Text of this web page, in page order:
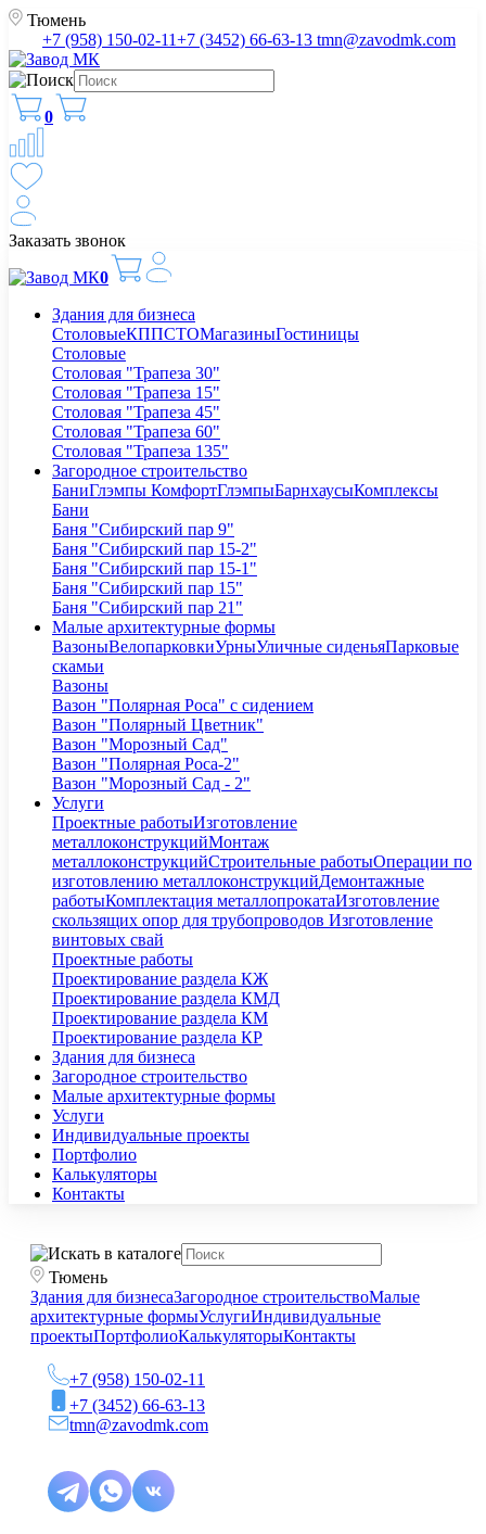
Тюмень
+7 (958) 150-02-11+7 (3452) 66-63-13 tmn@zavodmk.com
0
Заказать звонок
0
Здания для бизнеса
СтоловыеКППСТОМагазиныГостиницы
Столовые
Столовая "Трапеза 30"
Столовая "Трапеза 15"
Столовая "Трапеза 45"
Столовая "Трапеза 60"
Столовая "Трапеза 135"
Загородное строительство
БаниГлэмпы КомфортГлэмпыБарнхаусыКомплексы
Бани
Баня "Сибирский пар 9"
Баня "Сибирский пар 15-2"
Баня "Сибирский пар 15-1"
Баня "Сибирский пар 15"
Баня "Сибирский пар 21"
Малые архитектурные формы
ВазоныВелопарковкиУрныУличные сиденьяПарковые
скамьи
Вазоны
Вазон "Полярная Роса" с сидением
Вазон "Полярный Цветник"
Вазон "Морозный Сад"
Вазон "Полярная Роса-2"
Вазон "Морозный Сад - 2"
Услуги
Проектные работыИзготовление
металлоконструкцийМонтаж
металлоконструкцийСтроительные работыОперации по
изготовлению металлоконструкцийДемонтажные
работыКомплектация металлопрокатаИзготовление
скользящих опор для трубопроводов Изготовление
винтовых свай
Проектные работы
Проектирование раздела КЖ
Проектирование раздела КМД
Проектирование раздела КМ
Проектирование раздела КР
Здания для бизнеса
Загородное строительство
Малые архитектурные формы
Услуги
Индивидуальные проекты
Портфолио
Калькуляторы
Контакты
Тюмень
Здания для бизнесаЗагородное строительствоМалые
архитектурные формыУслугиИндивидуальные
проектыПортфолиоКалькуляторыКонтакты
+7 (958) 150-02-11
+7 (3452) 66-63-13
tmn@zavodmk.com